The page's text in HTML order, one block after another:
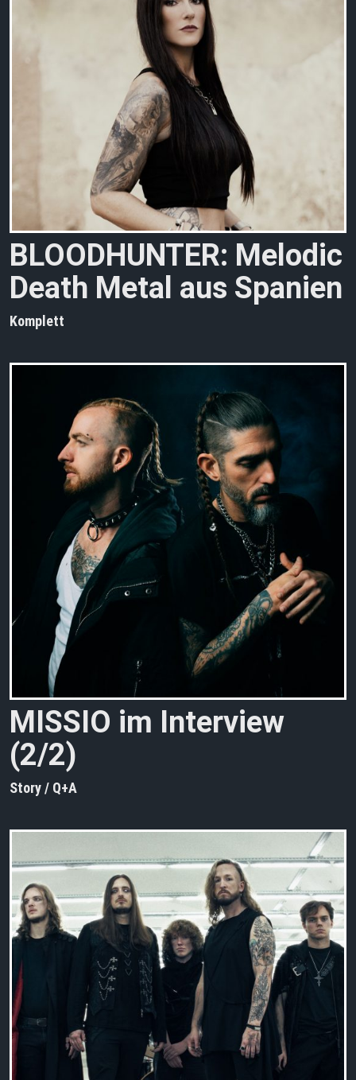
BLOODHUNTER: Melodic
Death Metal aus Spanien
Komplett
MISSIO im Interview
(2/2)
Story / Q+A